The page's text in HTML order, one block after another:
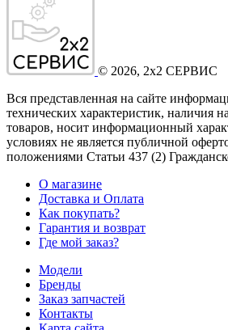
© 2026, 2x2 СЕРВИС
Вся представленная на сайте
технических характеристик, наличия
товаров, носит информационный
условиях не является публичной
положениями Статьи 437 (2)
О магазине
Доставка и Оплата
Как покупать?
Гарантия и возврат
Где мой заказ?
Модели
Бренды
Заказ запчастей
Контакты